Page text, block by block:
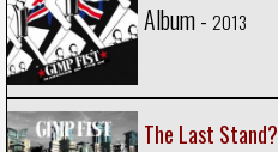
Album - 2013
The Last Stand?